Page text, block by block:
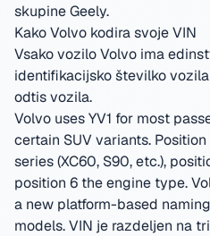
skupine Geely.
Kako Volvo kodira svoje VIN
Vsako vozilo Volvo ima
identifikacijsko številko
odtis vozila.
Volvo uses YV1 for most
certain SUV variants.
series (XC60, S90, etc.),
position 6 the engine type.
a new platform-based
models.VIN je razdeljen na